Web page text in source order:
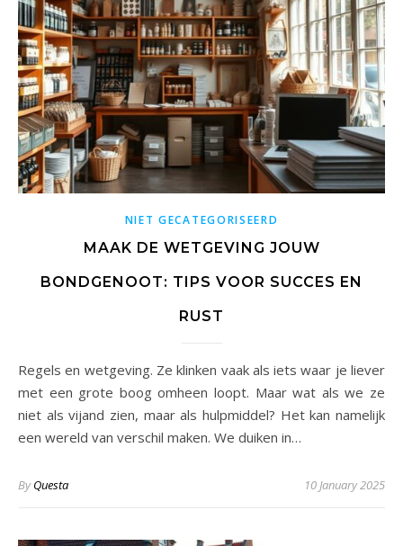
NIET GECATEGORISEERD
MAAK DE WETGEVING JOUW
BONDGENOOT: TIPS VOOR SUCCES EN
RUST
Regels en wetgeving. Ze klinken vaak als iets waar je liever
met een grote boog omheen loopt. Maar wat als we ze
niet als vijand zien, maar als hulpmiddel? Het kan namelijk
een wereld van verschil maken. We duiken in…
ByQuesta 10 January 2025